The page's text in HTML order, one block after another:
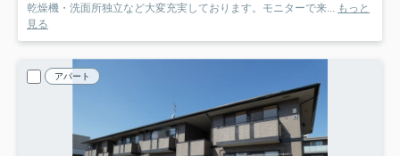
乾燥機・洗面所独立など大変充実しております。モニターで来...
もっと
見る
アパート